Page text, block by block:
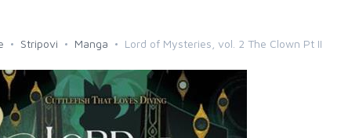
Stripovi Manga Lord of Mysteries, vol. 2 The Clown Pt II